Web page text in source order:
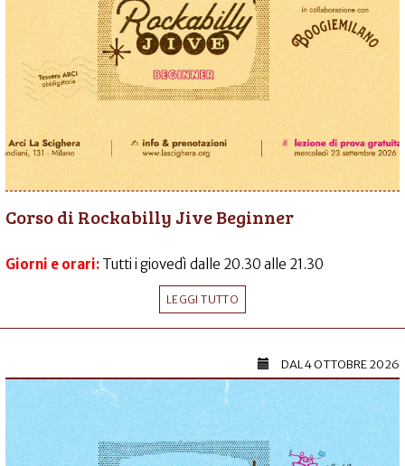
Corso di Rockabilly Jive Beginner
Giorni e orari: Tutti i giovedì dalle 20.30 alle 21.30
LEGGI TUTTO
DAL4 OTTOBRE 2026